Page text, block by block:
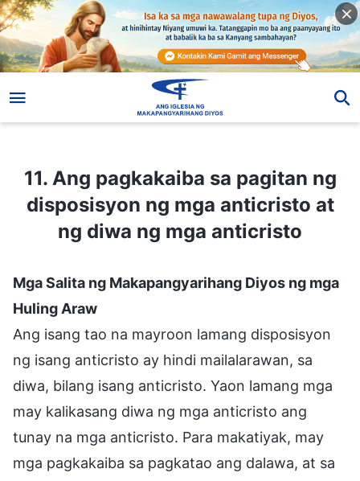
11. Ang pagkakaiba sa pagitan ng
disposisyon ng mga anticristo at
ng diwa ng mga anticristo
Mga Salita ng Makapangyarihang Diyos ng mga
Huling Araw
Ang isang tao na mayroon lamang disposisyon
ng isang anticristo ay hindi mailalarawan, sa
diwa, bilang isang anticristo. Yaon lamang mga
may kalikasang diwa ng mga anticristo ang
tunay na mga anticristo. Para makatiyak, may
mga pagkakaiba sa pagkatao ang dalawa, at sa